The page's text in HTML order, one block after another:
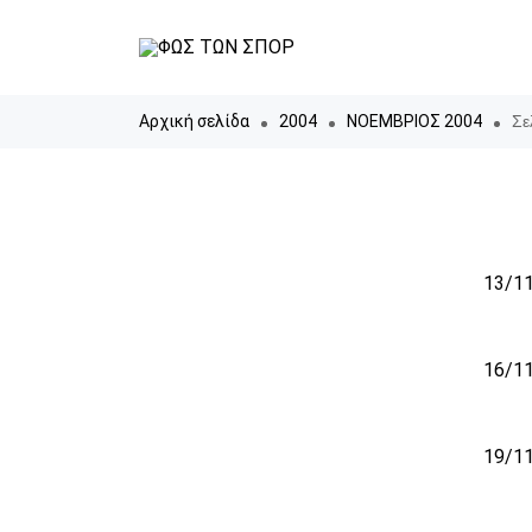
Αρχική σελίδα 2004 ΝΟΕΜΒΡΙΟΣ 2004
13/
16/
19/